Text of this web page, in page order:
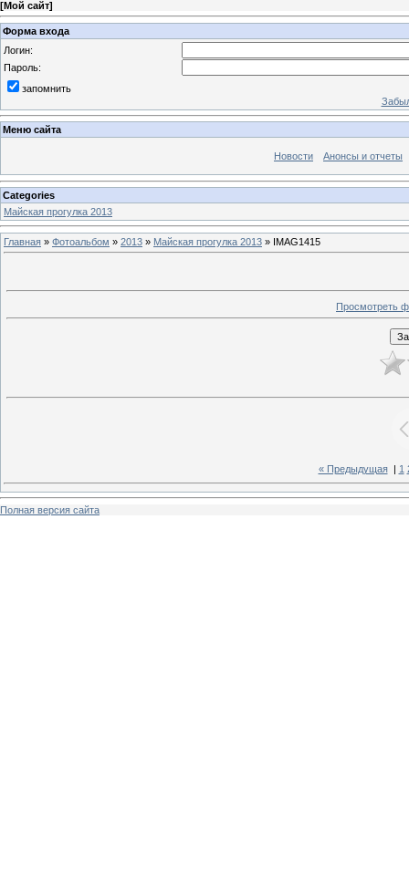
[Мой сайт]
Форма входа
Логин:
Пароль:
запомнить
Меню сайта
Новости Анонсы и отчеты
Categories
Майская прогулка 2013
Главная » Фотоальбом » 2013 » Майская прогулка 2013 » IMAG1415
Просмотреть
« Предыдущая| 1
Полная версия сайта